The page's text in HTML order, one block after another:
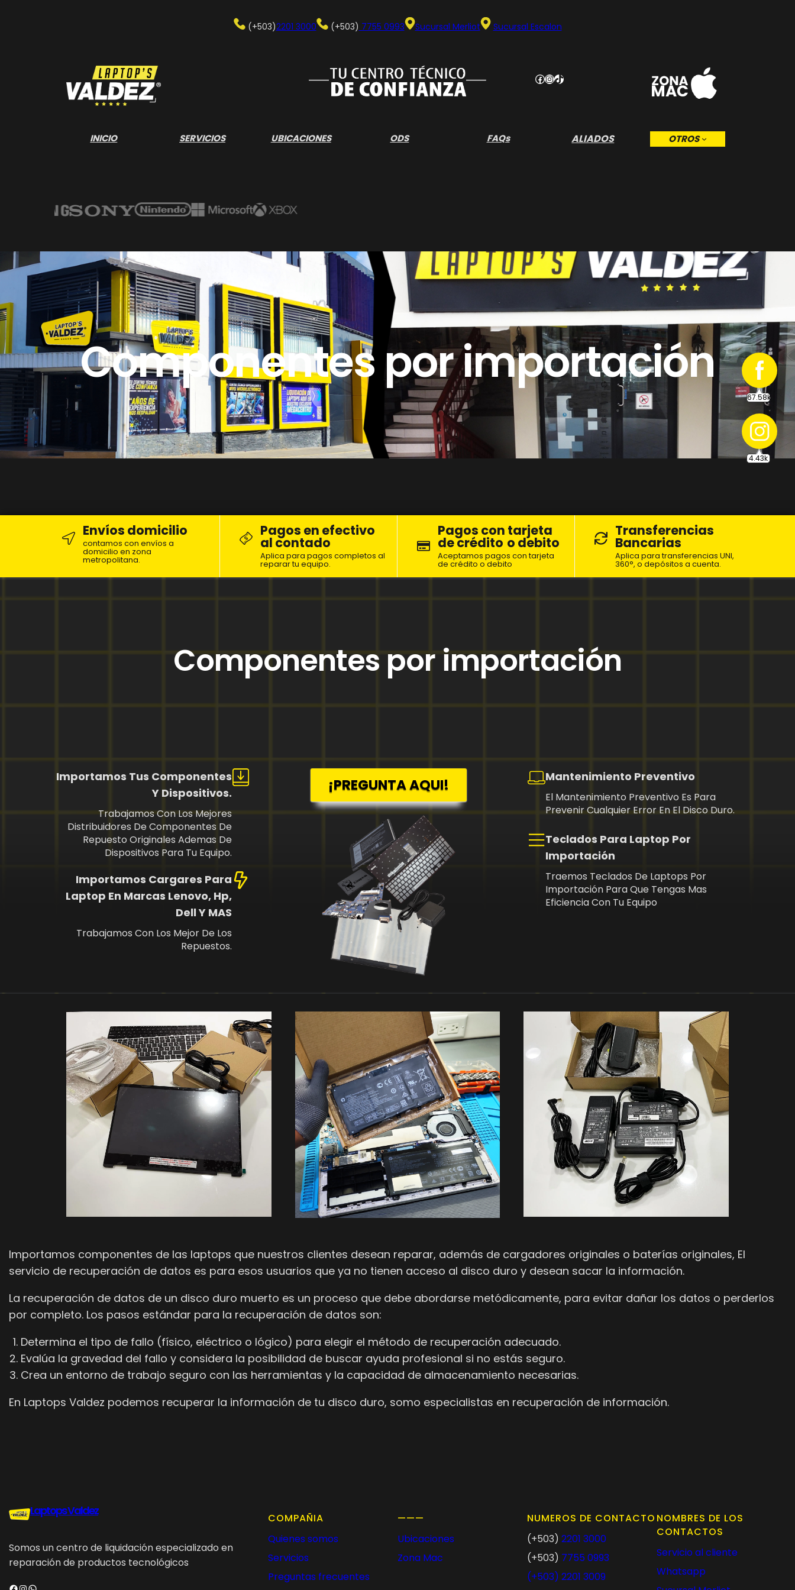
(+503)2201 3000 (+503) 7755 0993 Sucursal Merliot Sucursal Escalon
Facebook
Instagram
TikTok
INICIO SERVICIOS UBICACIONES ODS FAQs ALIADOS OTROS
Componentes por importación
Envíos domicilio
contamos con envíos a
domicilio en zona
metropolitana.
Pagos en efectivo
al contado
Aplica para pagos completos al
reparar tu equipo.
Pagos con tarjeta
de crédito o debito
Aceptamos pagos con tarjeta
de crédito o debito
Transferencias
Bancarias
Aplica para transferencias UNI,
360°, o depósitos a cuenta.
Componentes por importación
Importamos Tus Componentes
Y Dispositivos.
Trabajamos Con Los Mejores
Distribuidores De Componentes De
Repuesto Originales Ademas De
Dispositivos Para Tu Equipo.
Importamos Cargares Para
Laptop En Marcas Lenovo, Hp,
Dell Y MAS
Trabajamos Con Los Mejor De Los
Repuestos.
¡PREGUNTA AQUI! Mantenimiento Preventivo
El Mantenimiento Preventivo Es Para
Prevenir Cualquier Error En El Disco Duro.
Teclados Para Laptop Por
Importación
Traemos Teclados De Laptops Por
Importación Para Que Tengas Mas
Eficiencia Con Tu Equipo
Importamos componentes de las laptops que nuestros clientes desean reparar, además de cargadores originales o baterías originales, El
servicio de recuperación de datos es para esos usuarios que ya no tienen acceso al disco duro y desean sacar la información.
La recuperación de datos de un disco duro muerto es un proceso que debe abordarse metódicamente, para evitar dañar los datos o perderlos
por completo. Los pasos estándar para la recuperación de datos son:
Determina el tipo de fallo (físico, eléctrico o lógico) para elegir el método de recuperación adecuado.
Evalúa la gravedad del fallo y considera la posibilidad de buscar ayuda profesional si no estás seguro.
Crea un entorno de trabajo seguro con las herramientas y la capacidad de almacenamiento necesarias.
En Laptops Valdez podemos recuperar la información de tu disco duro, somo especialistas en recuperación de información.
Laptops Valdez
Somos un centro de liquidación especializado en
reparación de productos tecnológicos
COMPAÑIA
Quienes somos
Servicios
Preguntas frecuentes
———
Ubicaciones
Zona Mac
NUMEROS DE CONTACTO
(+503) 2201 3000
(+503) 7755 0993
(+503) 2201 3009
NOMBRES DE LOS
CONTACTOS
Servicio al cliente
Whatsapp
67.58k
4.43k